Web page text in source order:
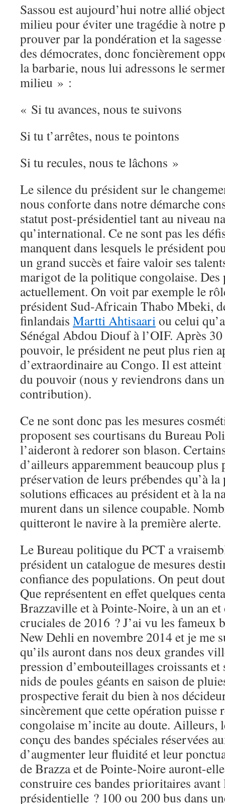
Sassou est aujourd’hui notre allié
milieu pour éviter une tragédie à notre
prouver par la pondération et la
des démocrates, donc foncièrement
la barbarie, nous lui adressons le
milieu » :
« Si tu avances, nous te suivons
Si tu t’arrêtes, nous te pointons
Si tu recules, nous te lâchons »
Le silence du président sur le
nous conforte dans notre démarche
statut post-présidentiel tant au niveau
qu’international. Ce ne sont pas les
manquent dans lesquels le président
un grand succès et faire valoir ses
marigot de la politique congolaise. Des
actuellement. On voit par exemple le
président Sud-Africain Thabo Mbeki,
finlandais Martti Ahtisaariou celui
Sénégal Abdou Diouf à l’OIF. Après 30
pouvoir, le président ne peut plus rien
d’extraordinaire au Congo. Il est
du pouvoir (nous y reviendrons dans
contribution).
Ce ne sont donc pas les mesures
proposent ses courtisans du Bureau
l’aideront à redorer son blason.
d’ailleurs apparemment beaucoup plus
préservation de leurs prébendes qu’à
solutions efficaces au président et à la
murent dans un silence coupable.
quitteront le navire à la première alerte.
Le Bureau politique du PCT a
président un catalogue de mesures
confiance des populations. On peut
Que représentent en effet quelques
Brazzaville et à Pointe-Noire, à un an et
cruciales de 2016 ? J’ai vu les fameux
New Dehli en novembre 2014 et je me
qu’ils auront dans nos deux grandes
pression d’embouteillages croissants
nids de poules géants en saison de
prospective ferait du bien à nos
sincèrement que cette opération puisse
congolaise m’incite au doute. Ailleurs,
conçu des bandes spéciales réservées
d’augmenter leur fluidité et leur
de Brazza et de Pointe-Noire auront-
construire ces bandes prioritaires avant
présidentielle ? 100 ou 200 bus dans